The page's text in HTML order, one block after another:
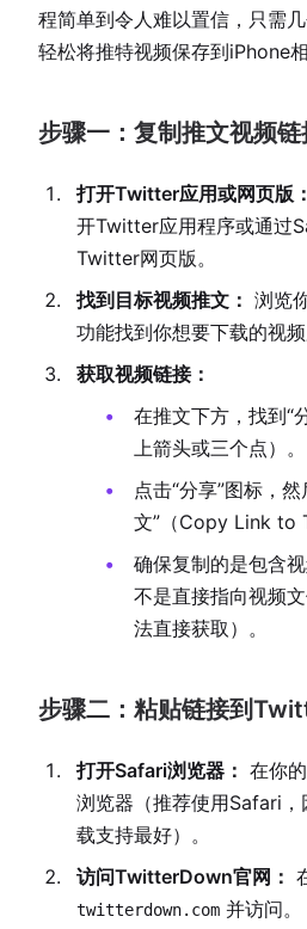
程简单到令人难以置信，只需
轻松将推特视频保存到iPhone相
步骤一：复制推文视频链
打开Twitter应用或网页版：
开Twitter应用程序或通过
Twitter网页版。
找到目标视频推文： 浏览
功能找到你想要下载的视频
获取视频链接：
在推文下方，找到“
上箭头或三个点）。
点击“分享”图标，
文”（Copy Link to
确保复制的是包含
不是直接指向视频
法直接获取）。
步骤二：粘贴链接到
打开Safari浏览器： 在你
浏览器（推荐使用Safari
载支持最好）。
访问TwitterDown官网：
twitterdown.com 并访问。